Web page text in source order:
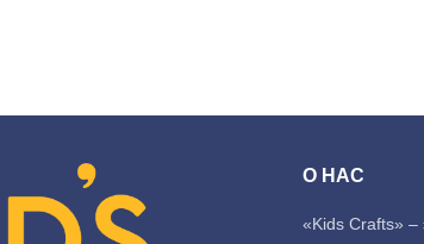
О НАС
«Kids Crafts» –